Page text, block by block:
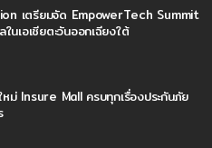
เตรียมจัด EmpowerTech Summit
เอเชียตะวันออกเฉียงใต้
หม่ Insure Mall ครบทุกเรื่องประกันภัย